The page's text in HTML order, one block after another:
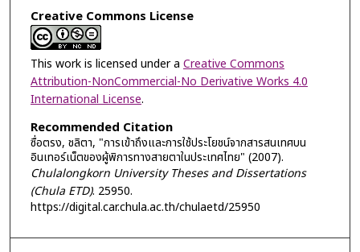
Creative Commons License
This work is licensed under a Creative Commons
Attribution-NonCommercial-No Derivative Works 4.0
International License.
Recommended Citation
ซื่อตรง, ชลิตา, "การเข้าถึงและการใช้ประโยชน์จากสารสนเทศบน
อินเทอร์เน็ตของผู้พิการทางสายตาในประเทศไทย" (2007).
Chulalongkorn University Theses and Dissertations
(Chula ETD). 25950.
https://digital.car.chula.ac.th/chulaetd/25950